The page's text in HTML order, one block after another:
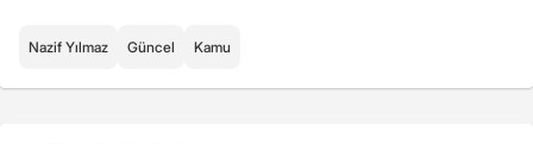
Nazif Yılmaz Güncel Kamu